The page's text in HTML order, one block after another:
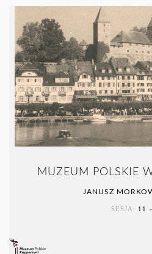
MUZEUM POLSKIE
JANUSZ
SESJA: 11